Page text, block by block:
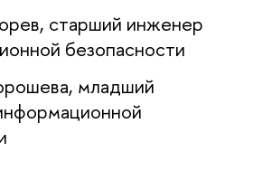
старший инженер
безопасности
младший